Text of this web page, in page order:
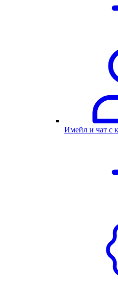
Имейл и чат с